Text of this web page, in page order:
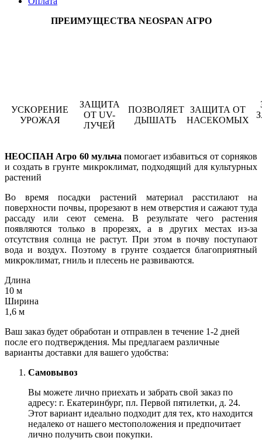
ПРЕИМУЩЕСТВА NEOSPAN АГРО
УСКОРЕНИЕ
УРОЖАЯ
ЗАЩИТА
ОТ UV-
ЛУЧЕЙ
ПОЗВОЛЯЕТ
ДЫШАТЬ
ЗАЩИТА ОТ
НАСЕКОМЫХ
НЕОСПАН Агро 60 мульча помогает избавиться от сорняков
и создать в грунте микроклимат, подходящий для культурных
растений
Во время посадки растений материал расстилают на
поверхности почвы, прорезают в нем отверстия и сажают туда
рассаду или сеют семена. В результате чего растения
появляются только в прорезях, а в других местах из-за
отсутствия солнца не растут. При этом в почву поступают
вода и воздух. Поэтому в грунте создается благоприятный
микроклимат, гниль и плесень не развиваются.
Длина
10 м
Ширина
1,6 м
Ваш заказ будет обработан и отправлен в течение 1-2 дней
после его подтверждения. Мы предлагаем различные
варианты доставки для вашего удобства:
Самовывоз
Вы можете лично приехать и забрать свой заказ по
адресу: г. Екатеринбург, пл. Первой пятилетки, д. 24.
Этот вариант идеально подходит для тех, кто находится
недалеко от нашего местоположения и предпочитает
лично получить свои покупки.